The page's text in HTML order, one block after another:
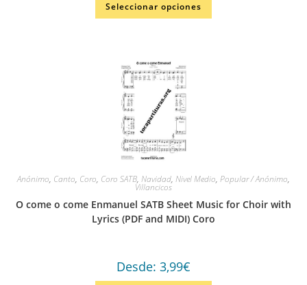
Seleccionar opciones
Anónimo, Canto, Coro, Coro SATB, Navidad, Nivel Medio, Popular / Anónimo,
Villancicos
O come o come Enmanuel SATB Sheet Music for Choir with
Lyrics (PDF and MIDI) Coro
Desde: 3,99€